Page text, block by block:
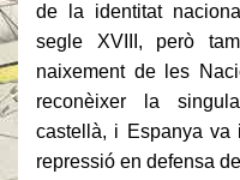
de la identitat
segle XVIII, però
naixement de les
reconèixer la
castellà, i Espanya va
repressió en defensa